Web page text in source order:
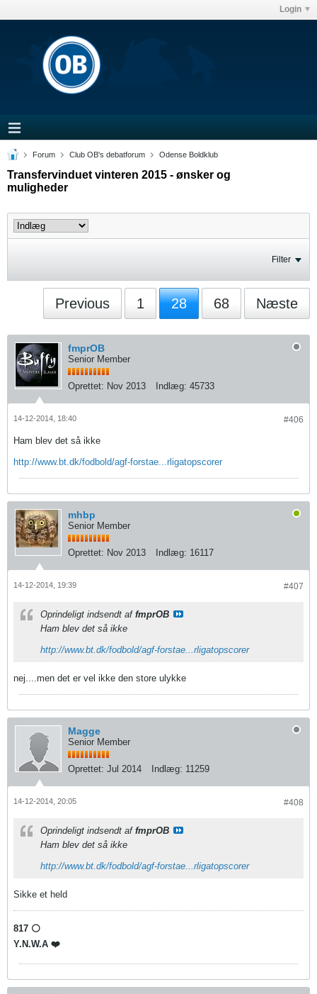
Login
Forum Club OB's debatforum Odense Boldklub
Transfervinduet vinteren 2015 - ønsker og
muligheder
Filter
Previous 1 28 68 Næste
fmprOB
Senior Member
Oprettet: Nov 2013 Indlæg: 45733
#406
14-12-2014, 18:40
Ham blev det så ikke
http://www.bt.dk/fodbold/agf-forstae...rligatopscorer
mhbp
Senior Member
Oprettet: Nov 2013 Indlæg: 16117
#407
14-12-2014, 19:39
Oprindeligt indsendt af fmprOB
Ham blev det så ikke
http://www.bt.dk/fodbold/agf-forstae...rligatopscorer
nej....men det er vel ikke den store ulykke
Magge
Senior Member
Oprettet: Jul 2014 Indlæg: 11259
#408
14-12-2014, 20:05
Oprindeligt indsendt af fmprOB
Ham blev det så ikke
http://www.bt.dk/fodbold/agf-forstae...rligatopscorer
Sikke et held
817 ⚪️
Y.N.W.A ❤️